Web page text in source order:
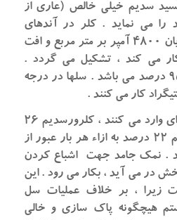
سدیم خیلی خالص (عاری از
غلظت ۵۰ درصد را می نماید . کلر در آندهای
گرافیتی که با دانسیته جریان ۴۸۰۰ آمپر بر متر مربع و افت
سل کار می کند ، تشکیل می گردد .
راندمان این سلها تقریبا ۹۵ درصد می باشد . سلها در درجه
آب نمک را به سل جیوه ای وارد می کنند ، کلرورسدیم ۲۶
درصد ، فقط به کلرو سدیم ۲۲ درصد به ازاء هر بار عبور از
. نمک جامد جهت اشباع کردن
در می آید ، بکار می رود . این
زیرا ، بر خلاف عملیات سل
هیچگونه پاک سازی و خالی